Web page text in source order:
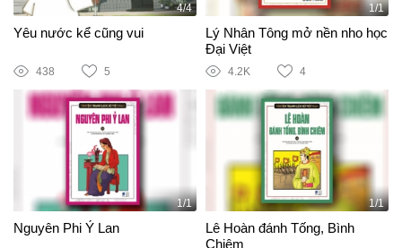
4/4
Yêu nước kể cũng vui
438 5
1/1
Lý Nhân Tông mở nền nho học
Đại Việt
4.2K 4
1/1
Nguyên Phi Ỷ Lan
1/1
Lê Hoàn đánh Tống, Bình
Chiêm